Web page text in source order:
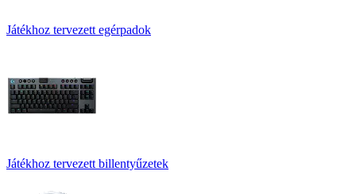
Játékhoz tervezett egérpadok
Játékhoz tervezett billentyűzetek